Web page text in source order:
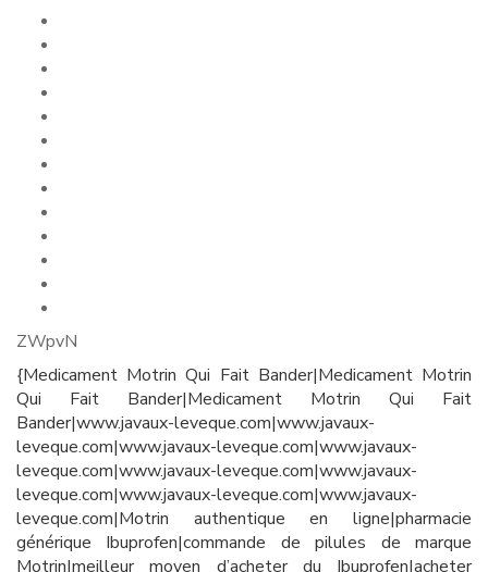
ZWpvN
{Medicament Motrin Qui Fait Bander|Medicament Motrin
Qui Fait Bander|Medicament Motrin Qui Fait
Bander|www.javaux-leveque.com|www.javaux-
leveque.com|www.javaux-leveque.com|www.javaux-
leveque.com|www.javaux-leveque.com|www.javaux-
leveque.com|www.javaux-leveque.com|www.javaux-
leveque.com|Motrin authentique en ligne|pharmacie
générique Ibuprofen|commande de pilules de marque
Motrin|meilleur moyen d’acheter du Ibuprofen|acheter